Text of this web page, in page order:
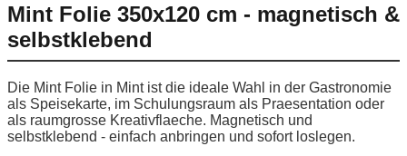
Mint Folie 350x120 cm - magnetisch &
selbstklebend
Die Mint Folie in Mint ist die ideale Wahl in der Gastronomie
als Speisekarte, im Schulungsraum als Praesentation oder
als raumgrosse Kreativflaeche. Magnetisch und
selbstklebend - einfach anbringen und sofort loslegen.